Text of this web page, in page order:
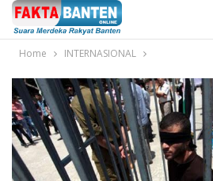
Home INTERNASIONAL